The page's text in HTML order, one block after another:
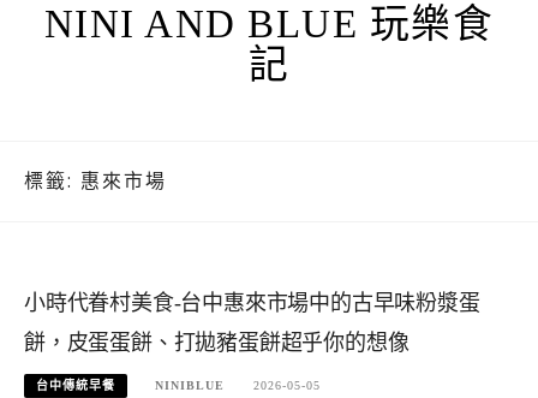
NINI AND BLUE 玩樂食
記
標籤: 惠來市場
小時代眷村美食-台中惠來市場中的古早味粉漿蛋
餅，皮蛋蛋餅、打拋豬蛋餅超乎你的想像
台中傳統早餐 NINIBLUE 2026-05-05